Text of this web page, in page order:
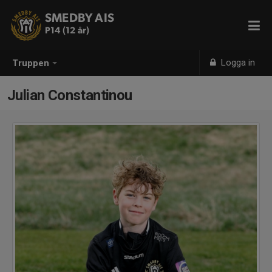
Truppen Logga in
SMEDBY AIS
P14 (12 år)
Julian Constantinou